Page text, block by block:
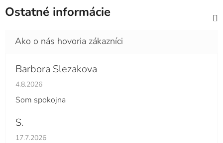
Ostatné informácie
Barbora Slezakova
Hodnotenie obchodu je 5 z 5 hviezdičiek.
4.8.2026
Som spokojna
S.
Hodnotenie obchodu je 5 z 5 hviezdičiek.
17.7.2026